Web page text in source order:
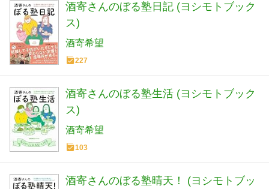
酒寄さんのぼる塾日記 (ヨシモトブック
ス)
酒寄希望
227
酒寄さんのぼる塾生活 (ヨシモトブック
ス)
酒寄希望
103
酒寄さんのぼる塾晴天！ (ヨシモトブッ